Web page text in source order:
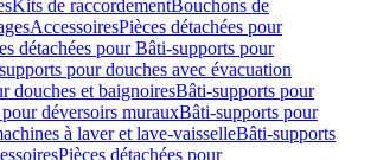
Kits de raccordementBouchons de
AccessoiresPièces détachées pour
détachées pour Bâti-supports pour
pour douches avec évacuation
douches et baignoiresBâti-supports pour
déversoirs murauxBâti-supports pour
à laver et lave-vaisselleBâti-supports
Pièces détachées pour